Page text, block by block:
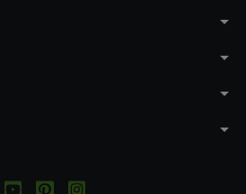
arrow_drop_down
arrow_drop_down
arrow_drop_down
arrow_drop_down